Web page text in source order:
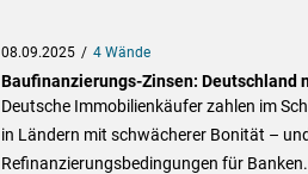
08.09.2025 4 Wände
Baufinanzierungs-Zinsen: Deutschland
Deutsche Immobilienkäufer zahlen im
in Ländern mit schwächerer Bonität –
Refinanzierungsbedingungen für